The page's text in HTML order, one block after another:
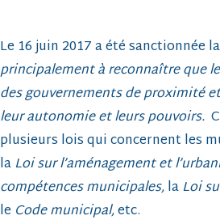
Le 16 juin 2017 a été sanctionnée la
principalement à reconnaître que
des gouvernements de proximité
leur autonomie et leurs pouvoirs.
plusieurs lois qui concernent les
la Loi sur l’aménagement et
compétences municipales,la Loi
le Code municipal,etc.